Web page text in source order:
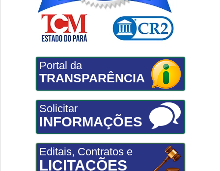
Portal da
TRANSPARÊNCIA
Solicitar
INFORMAÇÕES
Editais, Contratos e
LICITAÇÕES